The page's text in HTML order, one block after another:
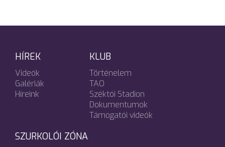
HÍREK
Videók
Galériák
Híreink
KLUB
Történelem
TAO
Széktói Stadion
Dokumentumok
Támogatói videók
SZURKOLÓI ZÓNA